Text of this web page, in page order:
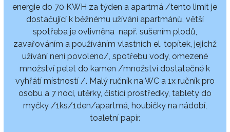
energie do 70 KWH za týden a apartmá /tento limit je
dostačující k běžnému užívání apartmánů, větší
spotřeba je ovlivněna např. sušením plodů,
zavařováním a používáním vlastních el. topítek, jejichž
užívání není povoleno/‎, spotřebu vody, omezené
množství pelet do kamen /množství dostatečné k
vyhřátí místností /. Malý ručník na WC a 1x ručník pro
osobu a 7 nocí, utěrky, čistící prostředky, tablety do
myčky /1ks/1den/apartmá, houbičky na nádobí,
toaletní papír.